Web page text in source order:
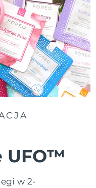
UFO™
w 2-